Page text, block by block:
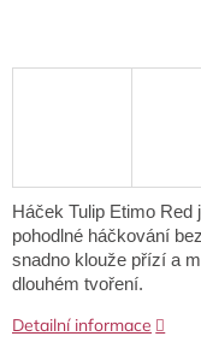
Háček Tulip Etimo
pohodlné háčkování
snadno klouže přízí a
dlouhém tvoření.
Detailní informace